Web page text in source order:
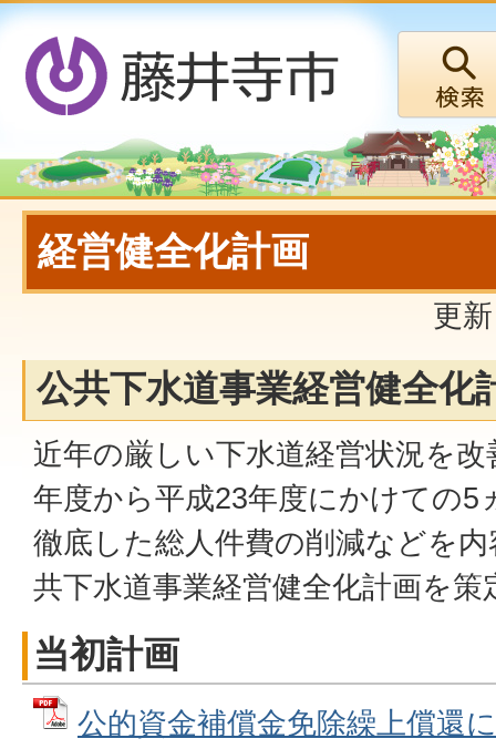
経営健全化計画
更
公共下水道事業経営健全化
近年の厳しい下水道経営状況を
年度から平成23年度にかけての5
徹底した総人件費の削減などを
共下水道事業経営健全化計画を策
当初計画
公的資金補償金免除繰上償還